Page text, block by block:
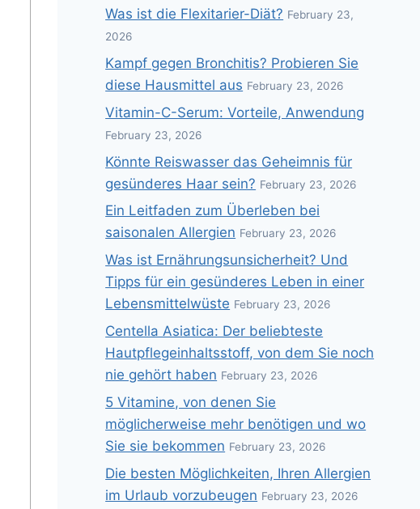
Was ist die Flexitarier-Diät? February 23,
2026
Kampf gegen Bronchitis? Probieren Sie
diese Hausmittel aus February 23, 2026
Vitamin-C-Serum: Vorteile, Anwendung
February 23, 2026
Könnte Reiswasser das Geheimnis für
gesünderes Haar sein? February 23, 2026
Ein Leitfaden zum Überleben bei
saisonalen Allergien February 23, 2026
Was ist Ernährungsunsicherheit? Und
Tipps für ein gesünderes Leben in einer
Lebensmittelwüste February 23, 2026
Centella Asiatica: Der beliebteste
Hautpflegeinhaltsstoff, von dem Sie noch
nie gehört haben February 23, 2026
5 Vitamine, von denen Sie
möglicherweise mehr benötigen und wo
Sie sie bekommen February 23, 2026
Die besten Möglichkeiten, Ihren Allergien
im Urlaub vorzubeugen February 23, 2026